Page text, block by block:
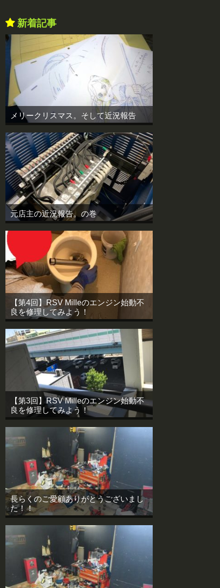
新着記事
メリークリスマス。そして近況報告
元店主の近況報告。の巻
【第4回】RSV Milleのエンジン始動不
良を修理してみよう！
【第3回】RSV Milleのエンジン始動不
良を修理してみよう！
長らくのご愛顧ありがとうございまし
た！！